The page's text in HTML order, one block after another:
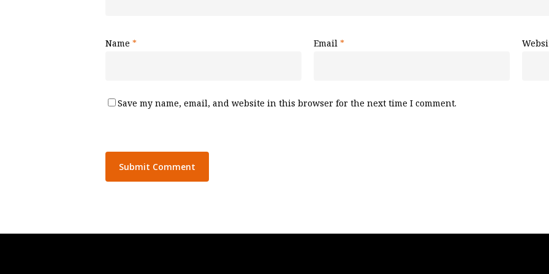
Name * Email *
Save my name, email, and website in this browser for the next time I comment.